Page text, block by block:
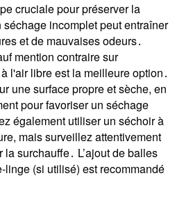
cruciale pour préserver la
incomplet peut entraîner
et de mauvaises odeurs․
mention contraire sur
l'air libre est la meilleure option․
une surface propre et sèche, en
pour favoriser un séchage
également utiliser un séchoir à
mais surveillez attentivement
surchauffe․ L’ajout de balles
linge (si utilisé) est recommandé